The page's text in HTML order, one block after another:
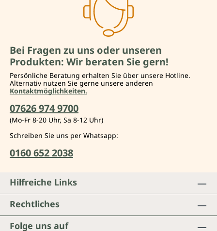
Bei Fragen zu uns oder unseren
Produkten: Wir beraten Sie gern!
Persönliche Beratung erhalten Sie über unsere Hotline.
Alternativ nutzen Sie gerne unsere anderen
Kontaktmöglichkeiten.
07626 974 9700
(Mo-Fr 8-20 Uhr, Sa 8-12 Uhr)
Schreiben Sie uns per Whatsapp:
0160 652 2038
Folge uns auf
Hilfreiche Links
Rechtliches